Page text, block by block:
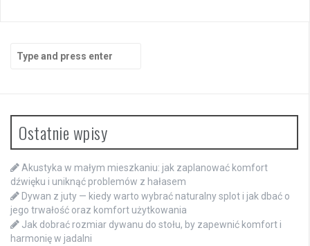
for:
Ostatnie wpisy
Akustyka w małym mieszkaniu: jak zaplanować komfort
dźwięku i uniknąć problemów z hałasem
Dywan z juty — kiedy warto wybrać naturalny splot i jak dbać o
jego trwałość oraz komfort użytkowania
Jak dobrać rozmiar dywanu do stołu, by zapewnić komfort i
harmonię w jadalni